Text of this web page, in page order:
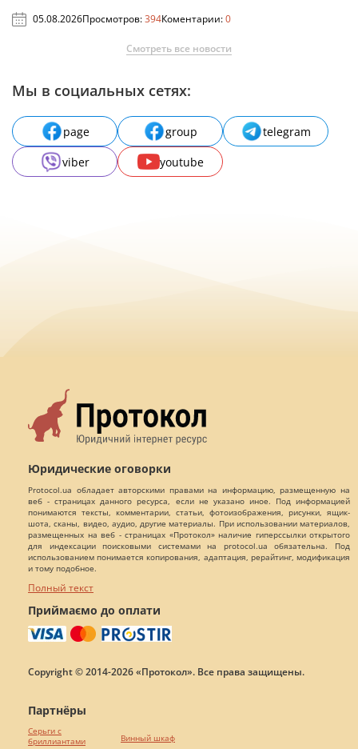
05.08.2026Просмотров:394Коментарии:0
Смотреть все новости
Мы в социальных сетях:
page group
telegram
viber
youtube
Юридические оговорки
Protocol.ua обладает авторскими правами на информацию, размещенную на
веб - страницах данного ресурса, если не указано иное. Под информацией
понимаются тексты, комментарии, статьи, фотоизображения, рисунки, ящик-
шота, сканы, видео, аудио, другие материалы. При использовании материалов,
размещенных на веб - страницах «Протокол» наличие гиперссылки открытого
для индексации поисковыми системами на protocol.ua обязательна. Под
использованием понимается копирования, адаптация, рерайтинг, модификация
и тому подобное.
Полный текст
Приймаємо до оплати
Copyright © 2014-2026 «Протокол». Все права защищены.
Партнёры
Серьги с
бриллиантами
Винный шкаф